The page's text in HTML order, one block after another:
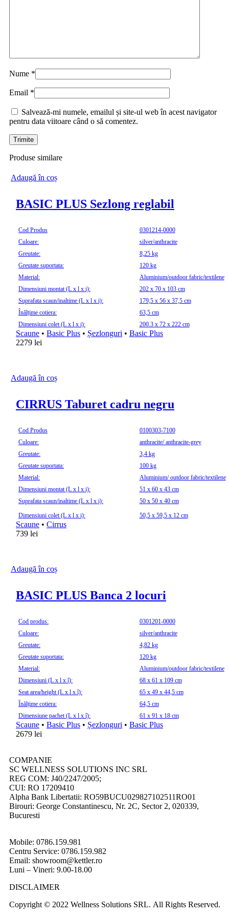
Nume *
Email *
Salvează-mi numele, emailul și site-ul web în acest navigator
pentru data viitoare când o să comentez.
Produse similare
Adaugă în coș
BASIC PLUS Sezlong reglabil
Cod Produs
0301214-0000
Culoare:
silver/anthracite
Greutate:
8,25 kg
Greutate suportata:
120 kg
Material:
Aluminium/outdoor fabric/textilene
Dimensiuni montat (L x l x i):
202 x 70 x 103 cm
Suprafata scaun/inaltime (L x l x i):
179,5 x 56 x 37,5 cm
Înălțime cotiera:
63,5 cm
Dimensiuni colet (L x l x i):
200.3 x 72 x 222 cm
Scaune • Basic Plus • Șezlonguri • Basic Plus
2279 lei
Adaugă în coș
CIRRUS Taburet cadru negru
Cod Produs
0100303-7100
Culoare:
anthracite/ anthracite-grey
Greutate:
3,4 kg
Greutate suportata:
100 kg
Material:
Aluminium/ outdoor fabric/textilene
Dimensiuni montat (L x l x i):
51 x 60 x 43 cm
Suprafata scaun/inaltime (L x l x i):
50 x 50 x 40 cm
Dimensiuni colet (L x l x i):
50,5 x 59,5 x 12 cm
Scaune • Cirrus
739 lei
Adaugă în coș
BASIC PLUS Banca 2 locuri
Cod produs:
0301201-0000
Culoare:
silver/anthracite
Greutate:
4,82 kg
Greutate suportata:
120 kg
Material:
Aluminium/outdoor fabric/textilene
Dimensiuni (L x l x î):
68 x 61 x 109 cm
Seat area/height (L x l x î):
65 x 49 x 44,5 cm
Înălțime cotiera:
64,5 cm
Dimensiune pachet (L x l x î):
61 x 91 x 18 cm
Scaune • Basic Plus • Șezlonguri • Basic Plus
2679 lei
COMPANIE
SC WELLNESS SOLUTIONS INC SRL
REG COM: J40/2247/2005;
CUI: RO 17209410
Alpha Bank Libertatii: RO59BUCU029827102511RO01
Birouri: George Constantinescu, Nr. 2C, Sector 2, 020339,
Bucuresti
Mobile: 0786.159.981
Centru Service: 0786.159.982
Email: showroom@kettler.ro
Luni – Vineri: 9.00-18.00
DISCLAIMER
Copyright © 2022 Wellness Solutions SRL. All Rights Reserved.